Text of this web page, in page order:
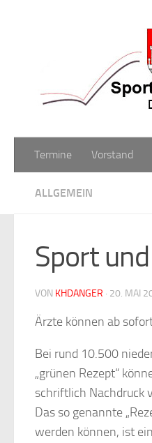
Termine Vorstand
ALLGEMEIN
Sport
VON KHDANGER · 20. MAI
Ärzte können ab
Bei rund 10.500
„grünen Rezept“
schriftlich Nachdruck
Das so genannte
werden können, ist